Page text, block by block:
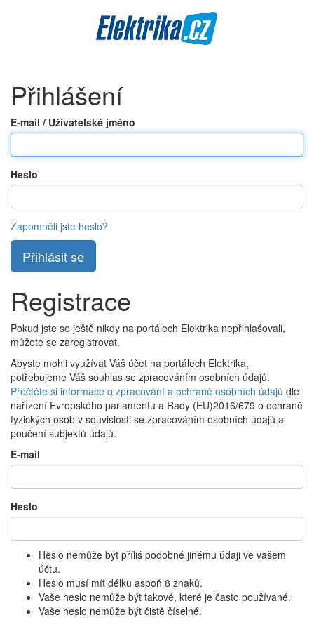
Přihlášení
E-mail / Uživatelské jméno
Heslo
Zapomněli jste heslo?
Registrace
Pokud jste se ještě nikdy na portálech Elektrika nepřihlašovali,
můžete se zaregistrovat.
Abyste mohli využívat Váš účet na portálech Elektrika,
potřebujeme Váš souhlas se zpracováním osobních údajů.
Přečtěte si informace o zpracování a ochraně osobních údajů dle
nařízení Evropského parlamentu a Rady (EU)2016/679 o ochraně
fyzických osob v souvislosti se zpracováním osobních údajů a
poučení subjektů údajů.
E-mail
Heslo
Heslo nemůže být příliš podobné jinému údaji ve vašem
účtu.
Heslo musí mít délku aspoň 8 znaků.
Vaše heslo nemůže být takové, které je často používané.
Vaše heslo nemůže být čistě číselné.